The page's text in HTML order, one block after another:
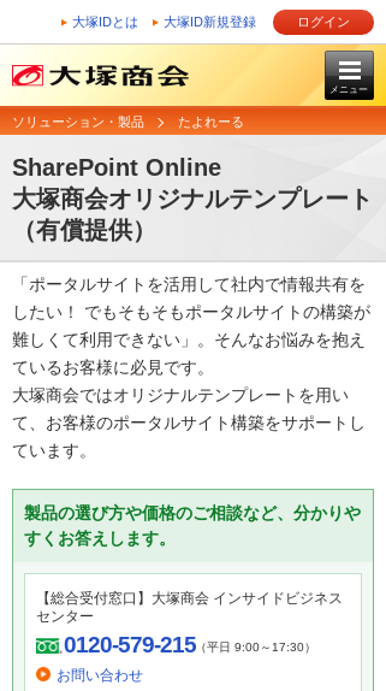
大塚IDとは 大塚ID新規登録 ログイン
メニュー
ソリューション・製品 たよれーる
SharePoint Online
大塚商会オリジナルテンプレート
（有償提供）
「ポータルサイトを活用して社内で情報共有を
したい！ でもそもそもポータルサイトの構築が
難しくて利用できない」。そんなお悩みを抱え
ているお客様に必見です。
大塚商会ではオリジナルテンプレートを用い
て、お客様のポータルサイト構築をサポートし
ています。
製品の選び方や価格のご相談など、分かりや
すくお答えします。
【総合受付窓口】大塚商会 インサイドビジネス
センター
0120-579-215（平日 9:00～17:30）
お問い合わせ